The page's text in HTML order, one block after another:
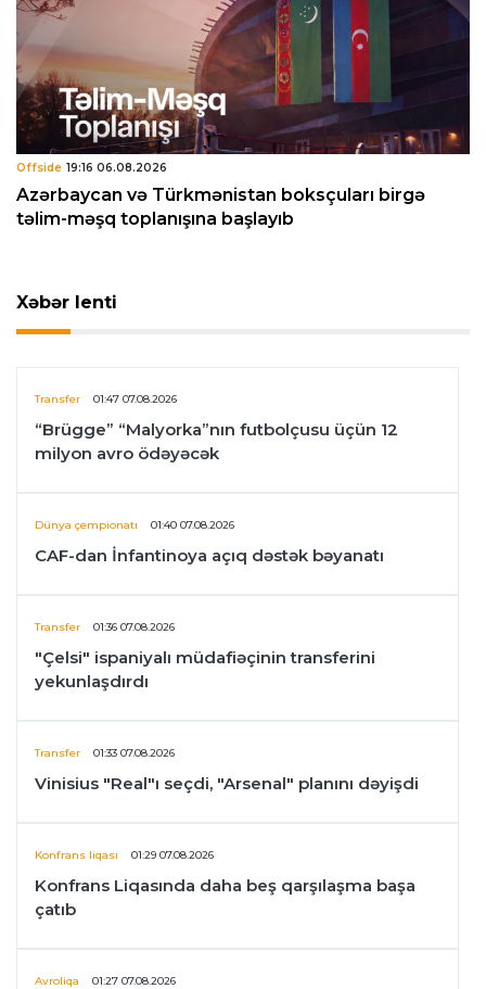
Offside 19:16 06.08.2026
Azərbaycan və Türkmənistan boksçuları birgə
təlim-məşq toplanışına başlayıb
Xəbər lenti
Transfer 01:47 07.08.2026
“Brügge” “Malyorka”nın futbolçusu üçün 12
milyon avro ödəyəcək
Dünya çempionatı 01:40 07.08.2026
CAF-dan İnfantinoya açıq dəstək bəyanatı
Transfer 01:36 07.08.2026
"Çelsi" ispaniyalı müdafiəçinin transferini
yekunlaşdırdı
Transfer 01:33 07.08.2026
Vinisius "Real"ı seçdi, "Arsenal" planını dəyişdi
Konfrans liqası 01:29 07.08.2026
Konfrans Liqasında daha beş qarşılaşma başa
çatıb
Avroliqa 01:27 07.08.2026